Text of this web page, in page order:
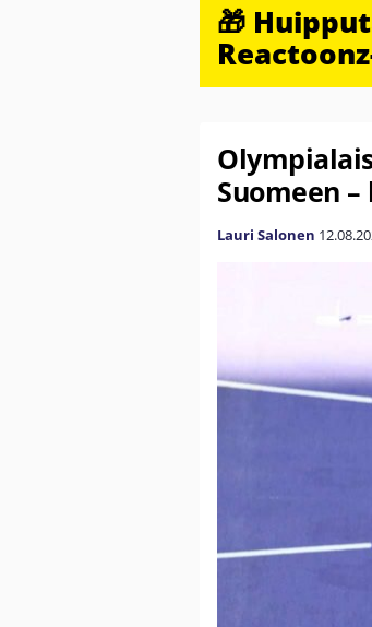
🎁
Suomeen
Lauri Salonen